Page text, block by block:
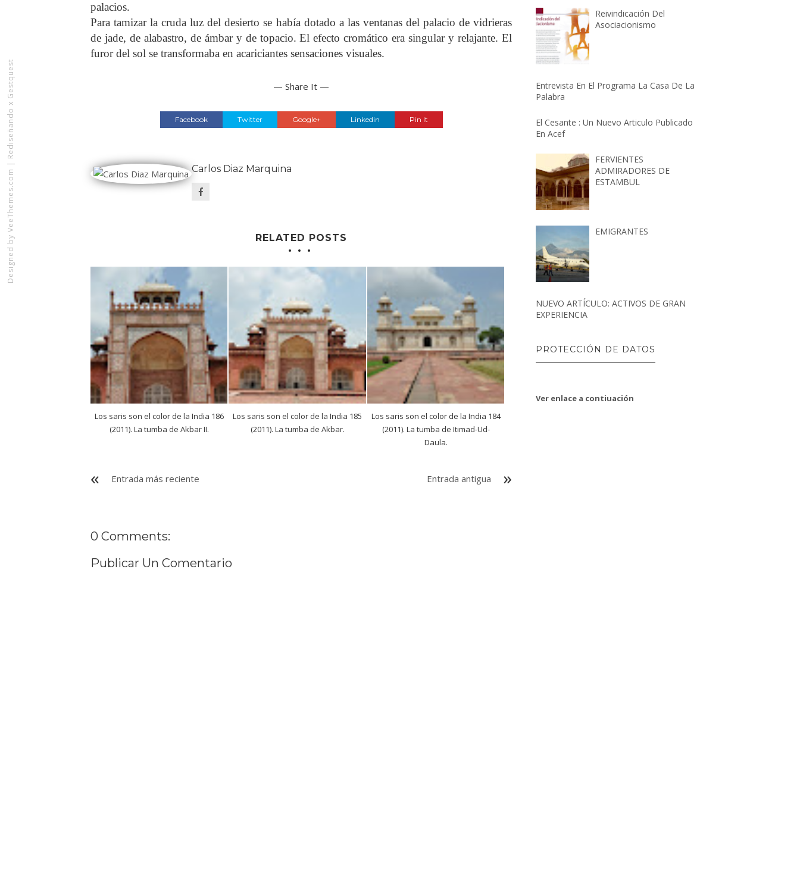
Designed by
VeeThemes.com
|
Rediseñando x Gestquest
palacios.
Para tamizar la cruda luz del desierto se había dotado a las ventanas del palacio de vidrieras
de jade, de alabastro, de ámbar y de topacio. El efecto cromático era singular y relajante. El
furor del sol se transformaba en acariciantes sensaciones visuales.
— Share It —
Facebook Twitter Google+ Linkedin Pin It
Carlos Diaz Marquina
RELATED POSTS
Los saris son el color de la India 186
(2011). La tumba de Akbar II.
Los saris son el color de la India 185
(2011). La tumba de Akbar.
Los saris son el color de la India 184
(2011). La tumba de Itimad-Ud-
Daula.
Entrada más reciente Entrada antigua
0 Comments:
Publicar Un Comentario
Reivindicación Del
Asociacionismo
Entrevista En El Programa La Casa De La
Palabra
El Cesante : Un Nuevo Articulo Publicado
En Acef
FERVIENTES
ADMIRADORES DE
ESTAMBUL
EMIGRANTES
NUEVO ARTÍCULO: ACTIVOS DE GRAN
EXPERIENCIA
PROTECCIÓN DE DATOS
Ver enlace a contiuación